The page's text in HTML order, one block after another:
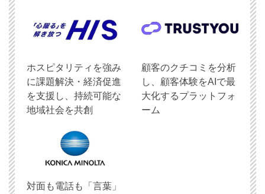
ホスピタリティを強み
に課題解決・経済促進
を支援し、持続可能な
地域社会を共創
顧客のクチコミを分析
し、顧客体験をAIで最
大化するプラットフォ
ーム
対面も電話も「言葉」